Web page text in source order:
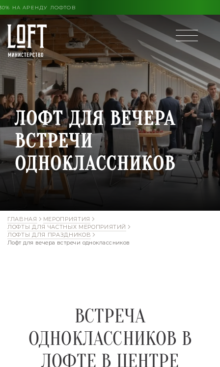
КОНЦА ЛЕТА ВЫГОДА ДО 30% НА АРЕНДУ ЛОФТОВ
ЛОФТ ДЛЯ ВЕЧЕРА
ВСТРЕЧИ
ОДНОКЛАССНИКОВ
ГЛАВНАЯ
МЕРОПРИЯТИЯ
ЛОФТЫ ДЛЯ ЧАСТНЫХ МЕРОПРИЯТИЙ
ЛОФТЫ ДЛЯ ПРАЗДНИКОВ
Лофт для вечера встречи одноклассников
ВСТРЕЧА
ОДНОКЛАССНИКОВ В
ЛОФТЕ В ЦЕНТРЕ